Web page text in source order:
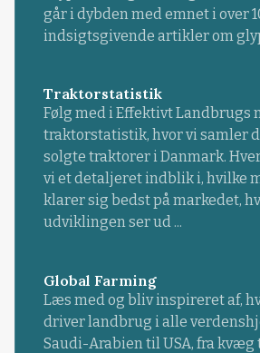
går i dybden med emnet i over
indsigtsgivende artikler om
Traktorstatistik
Følg med i Effektivt Landbrugs
traktorstatistik, hvor vi samler
solgte traktorer i Danmark.
vi et detaljeret indblik i, hvilke
klarer sig bedst på markedet,
udviklingen ser ud ...
Global Farming
Læs med og bliv inspireret af,
driver landbrug i alle
Saudi-Arabien til USA, fra kvæg